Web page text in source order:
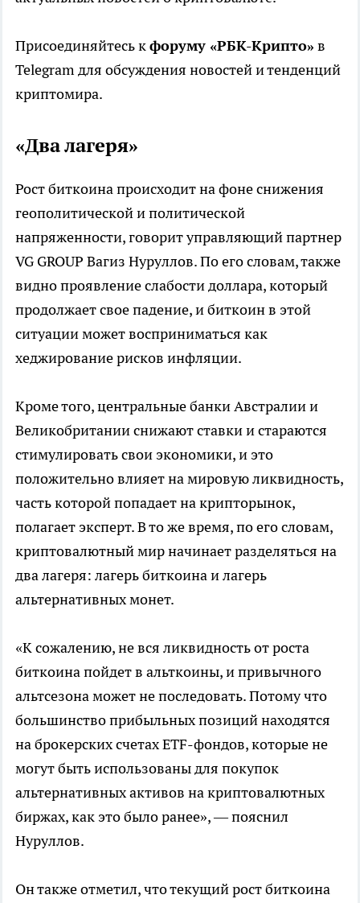
Присоединяйтесь кфоруму «РБК-Крипто» в
Telegram для обсуждения новостей и тенденций
криптомира.
«Два лагеря»
Рост биткоина происходит на фоне снижения
геополитической и политической
напряженности, говорит управляющий партнер
VG GROUP Вагиз Нуруллов. По его словам, также
видно проявление слабости доллара, который
продолжает свое падение, и биткоин в этой
ситуации может восприниматься как
хеджирование рисков инфляции.
Кроме того, центральные банки Австралии и
Великобритании снижают ставки и стараются
стимулировать свои экономики, и это
положительно влияет на мировую ликвидность,
часть которой попадает на крипторынок,
полагает эксперт. В то же время, по его словам,
криптовалютный мир начинает разделяться на
два лагеря: лагерь биткоина и лагерь
альтернативных монет.
«К сожалению, не вся ликвидность от роста
биткоина пойдет в альткоины, и привычного
альтсезона может не последовать. Потому что
большинство прибыльных позиций находятся
на брокерских счетах ETF-фондов, которые не
могут быть использованы для покупок
альтернативных активов на криптовалютных
биржах, как это было ранее», — пояснил
Нуруллов.
Он также отметил, что текущий рост биткоина